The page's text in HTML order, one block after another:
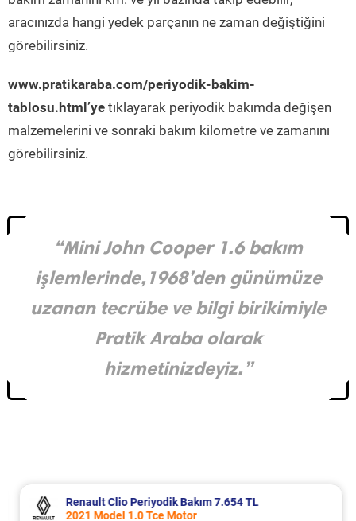
aracınızda hangi yedek parçanın ne zaman değiştiğini
görebilirsiniz.
www.pratikaraba.com/periyodik-bakim-
tablosu.html’ye tıklayarak periyodik bakımda değişen
malzemelerini ve sonraki bakım kilometre ve zamanını
görebilirsiniz.
“Mini John Cooper 1.6 bakım
işlemlerinde,1968’den günümüze
uzanan tecrübe ve bilgi birikimiyle
Pratik Araba olarak
hizmetinizdeyiz.”
Renault Clio Periyodik Bakım 7.654 TL
2021 Model 1.0 Tce Motor